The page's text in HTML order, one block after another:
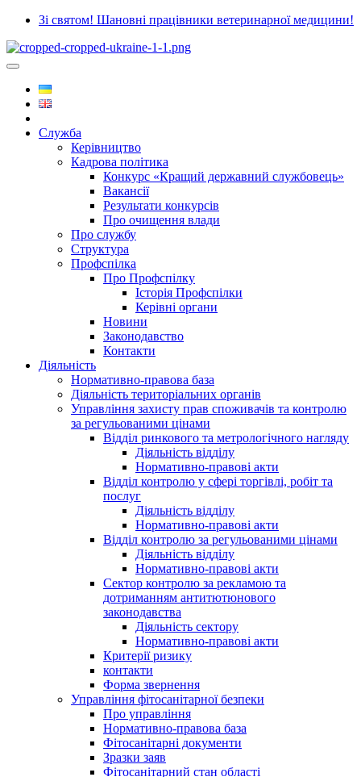
Зі святом! Шановні працівники ветеринарної медицини!
Служба
Керівництво
Кадрова політика
Конкурс «Кращий державний службовець»
Вакансії
Результати конкурсів
Про очищення влади
Про службу
Структура
Профспілка
Про Профспілку
Історія Профспілки
Керівні органи
Новини
Законодавство
Контакти
Діяльність
Нормативно-правова база
Діяльність територіальних органів
Управління захисту прав споживачів та контролю
за регульованими цінами
Відділ ринкового та метрологічного нагляду
Діяльність відділу
Нормативно-правові акти
Відділ контролю у сфері торгівлі, робіт та
послуг
Діяльність відділу
Нормативно-правові акти
Відділ контролю за регульованими цінами
Діяльність відділу
Нормативно-правові акти
Сектор контролю за рекламою та
дотриманням антитютюнового
законодавства
Діяльність сектору
Нормативно-правові акти
Критерії ризику
контакти
Форма звернення
Управління фітосанітарної безпеки
Про управління
Нормативно-правова база
Фітосанітарні документи
Зразки заяв
Фітосанітарний стан області